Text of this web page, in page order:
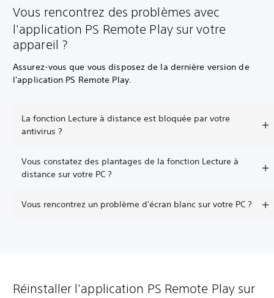
Vous rencontrez des problèmes avec
l'application PS Remote Play sur votre
appareil ?
Assurez-vous que vous disposez de la dernière version de
l'application PS Remote Play.
La fonction Lecture à distance est bloquée par votre
antivirus ?
Vous constatez des plantages de la fonction Lecture à
distance sur votre PC ?
Vous rencontrez un problème d'écran blanc sur votre PC ?
Réinstaller l'application PS Remote Play sur